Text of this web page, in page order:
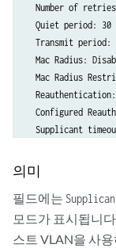
Number of
Quiet period: 30
Transmit period:
Mac Radius:
Mac Radius
Configured
Supplicant
Maximum EAPOL
Guest VLAN
Number of
Supplicant:
Operational
의미
필드에는
모드가 표시됩니다
스트 VLAN을 사